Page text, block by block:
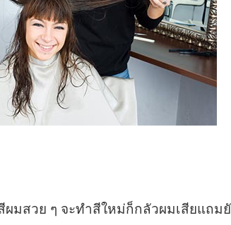
สวย ๆ จะทำสีใหม่ก็กลัวผมเสียแถม